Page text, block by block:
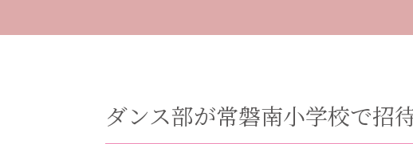
ダンス部が常磐南小学校で招